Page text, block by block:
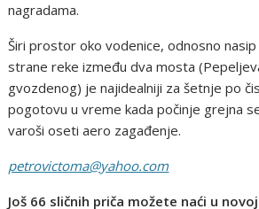
nagradama.
Širi prostor oko vodenice, odnosno
strane reke između dva mosta
gvozdenog) je najidealniji za šetnje po
pogotovu u vreme kada počinje grejna
varoši oseti aero zagađenje.
petrovictoma@yahoo.com
Još 66 sličnih priča možete naći u